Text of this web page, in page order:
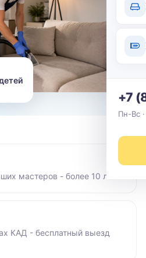
+7
Пн-Вс
мастеров - более 10 лет
КАД - бесплатный выезд